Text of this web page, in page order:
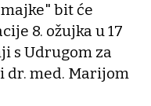
bit će
8. ožujka u 17
s Udrugom za
dr. med. Marijom